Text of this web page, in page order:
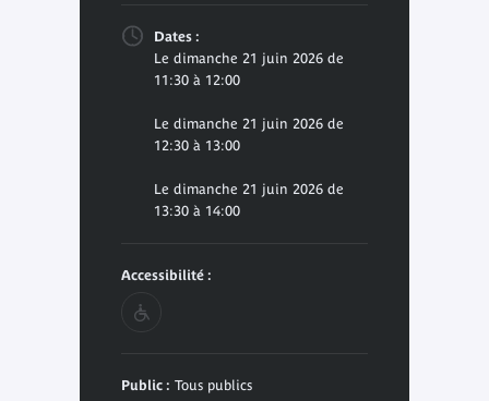
Dates :
Le dimanche 21 juin 2026 de
11:30 à 12:00
Le dimanche 21 juin 2026 de
12:30 à 13:00
Le dimanche 21 juin 2026 de
13:30 à 14:00
Accessibilité :
Public : Tous publics